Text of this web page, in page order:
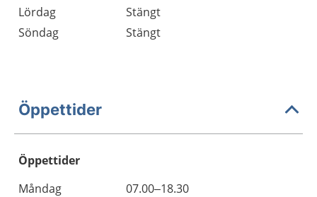
Lördag
Stängt
Söndag
Stängt
Öppettider
Öppettider
Dag
Öppettider
Kommentarer
Måndag
07.00–18.30